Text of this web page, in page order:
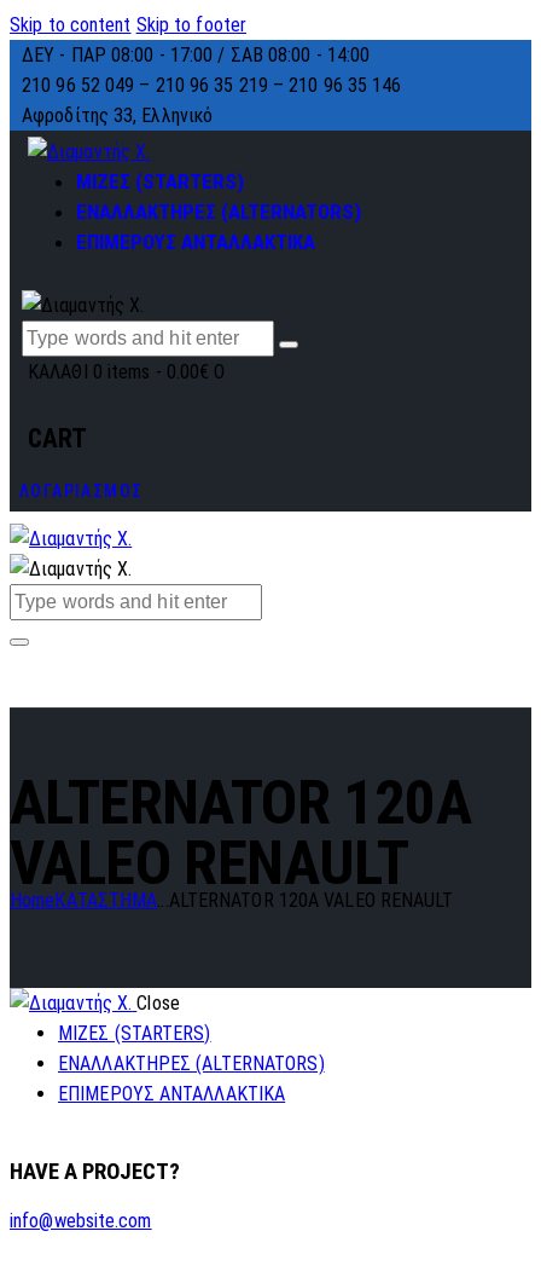
Skip to content Skip to footer
ΔΕΥ - ΠΑΡ 08:00 - 17:00 / ΣΑΒ 08:00 - 14:00
210 96 52 049 – 210 96 35 219 –210 96 35 146
Αφροδίτης 33, Ελληνικό
ΜΙΖΕΣ (STARTERS)
ΕΝΑΛΛΑΚΤΗΡΕΣ (ALTERNATORS)
ΕΠΙΜΕΡΟΥΣ ΑΝΤΑΛΛΑΚΤΙΚΑ
ΚΑΛΑΘΙ 0 items - 0.00€ 0
CART
ΛΟΓΑΡΙΑΣΜΟΣ
ALTERNATOR 120A
VALEO RENAULT
Home ΚΑΤΑΣΤΗΜΑ...ALTERNATOR 120A VALEO RENAULT
Close
ΜΙΖΕΣ (STARTERS)
ΕΝΑΛΛΑΚΤΗΡΕΣ (ALTERNATORS)
ΕΠΙΜΕΡΟΥΣ ΑΝΤΑΛΛΑΚΤΙΚΑ
HAVE A PROJECT?
info@website.com